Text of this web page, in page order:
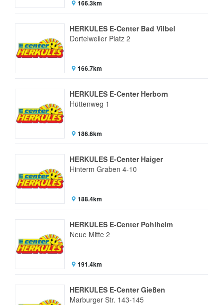
166.3km
HERKULES E-Center Bad Vilbel
Dortelweiler Platz 2
166.7km
HERKULES E-Center Herborn
Hüttenweg 1
186.6km
HERKULES E-Center Haiger
Hinterm Graben 4-10
188.4km
HERKULES E-Center Pohlheim
Neue Mitte 2
191.4km
HERKULES E-Center Gießen
Marburger Str. 143-145